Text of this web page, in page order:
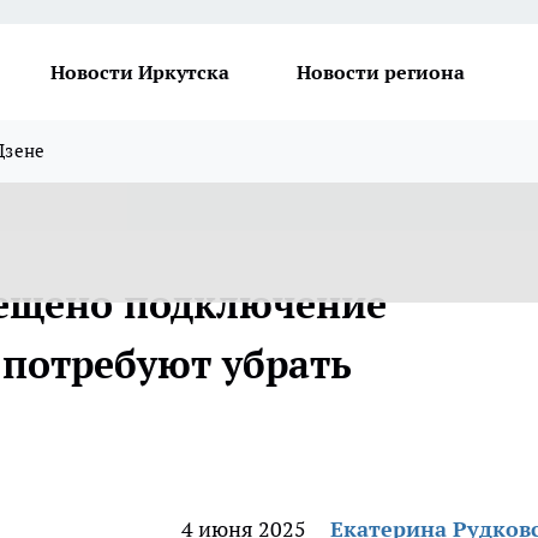
Новости Иркутска Новости региона
подключение
убрать
4 июня 2025 Екатерина